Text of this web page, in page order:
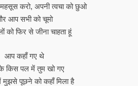
महसूस करो, अपनी त्वचा को छुओ
आप सभी को चूमो
को फिर से जीना चाहता हूं
आप कहाँ गए थे
के किस पल में तुम खो गए
मुझसे पूछने को कहाँ मिला है